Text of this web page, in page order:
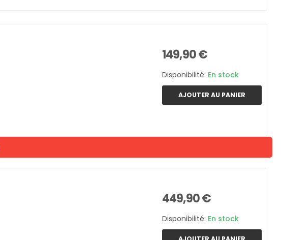
149,90 €
Disponibilité: En stock
AJOUTER AU PANIER
449,90 €
Disponibilité: En stock